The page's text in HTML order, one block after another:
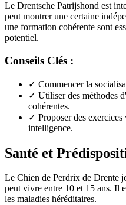
Le Drentsche Patrijshond est
peut montrer une certaine
une formation cohérente sont
potentiel.
Conseils Clés :
✓ Commencer la
✓ Utiliser des méthodes
cohérentes.
✓ Proposer des
intelligence.
Santé et
Le Chien de Perdrix de Drente
peut vivre entre 10 et 15 ans. Il
les maladies héréditaires.